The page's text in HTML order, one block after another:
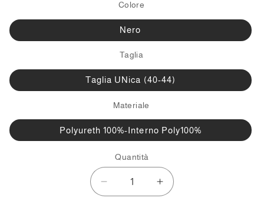
Colore
Nero
Taglia
Taglia UNica (40-44)
Materiale
Polyureth 100%-Interno Poly100%
Quantità
Diminuisci
quantità
Aumenta
quantità